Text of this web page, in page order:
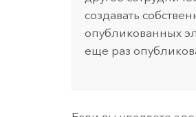
создавать
опубликованных
еще раз